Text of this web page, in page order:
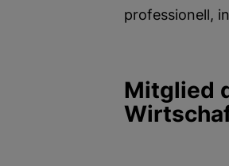
professionell,
Mitglied